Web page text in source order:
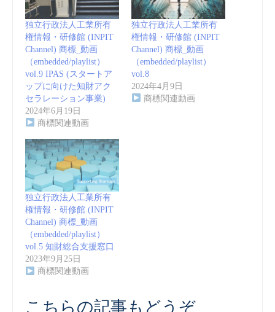
独立行政法人工業所有
権情報・研修館 (INPIT
Channel) 商標_動画
（embedded/playlist）
vol.9 IPAS (スタートア
ップに向けた知財アク
セラレーション事業)
2024年6月19日
商標関連動画
独立行政法人工業所有
権情報・研修館 (INPIT
Channel) 商標_動画
（embedded/playlist）
vol.8
2024年4月9日
商標関連動画
独立行政法人工業所有
権情報・研修館 (INPIT
Channel) 商標_動画
（embedded/playlist）
vol.5 知財総合支援窓口
2023年9月25日
商標関連動画
こちらの記事もどうぞ